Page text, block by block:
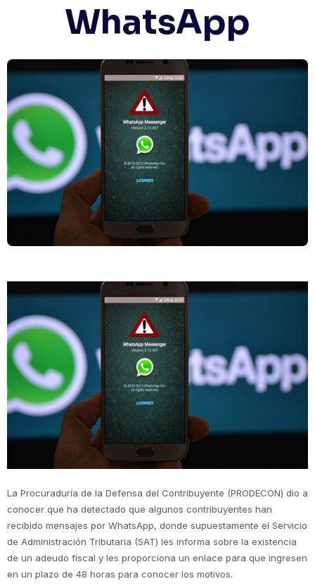
WhatsApp
La Procuraduría de la Defensa del Contribuyente (PRODECON) dio a
conocer que ha detectado que algunos contribuyentes han
recibido mensajes por WhatsApp, donde supuestamente el Servicio
de Administración Tributaria (SAT) les informa sobre la existencia
de un adeudo fiscal y les proporciona un enlace para que ingresen
en un plazo de 48 horas para conocer los motivos.